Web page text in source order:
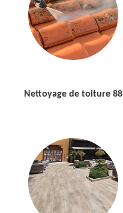
Nettoyage de toiture 88